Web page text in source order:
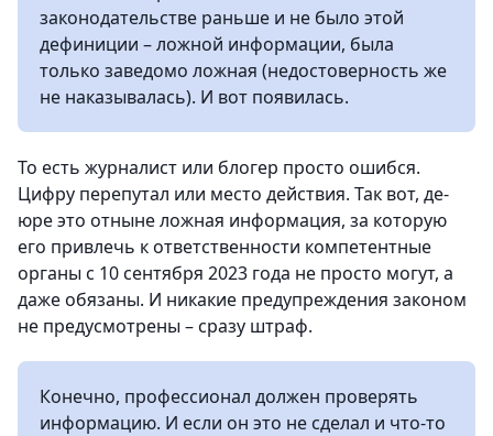
законодательстве раньше и не было этой
дефиниции – ложной информации, была
только заведомо ложная (недостоверность же
не наказывалась). И вот появилась.
То есть журналист или блогер просто ошибся.
Цифру перепутал или место действия. Так вот, де-
юре это отныне ложная информация, за которую
его привлечь к ответственности компетентные
органы с 10 сентября 2023 года не просто могут, а
даже обязаны. И никакие предупреждения законом
не предусмотрены – сразу штраф.
Конечно, профессионал должен проверять
информацию. И если он это не сделал и что-то